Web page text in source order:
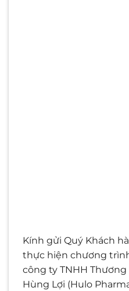
Kính gửi Quý Khách
thực hiện chương
công ty TNHH Thương
Hùng Lợi (Hulo